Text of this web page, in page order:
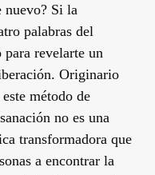
nuevo? Si la
palabras del
para revelarte un
Originario
método de
no es una
transformadora que
a encontrar la